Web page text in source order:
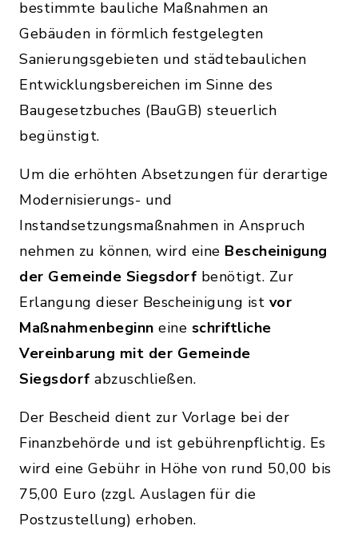
bestimmte bauliche Maßnahmen an
Gebäuden in förmlich festgelegten
Sanierungsgebieten und städtebaulichen
Entwicklungsbereichen im Sinne des
Baugesetzbuches (BauGB) steuerlich
begünstigt.
Um die erhöhten Absetzungen für derartige
Modernisierungs- und
Instandsetzungsmaßnahmen in Anspruch
nehmen zu können, wird eine Bescheinigung
der Gemeinde Siegsdorf benötigt. Zur
Erlangung dieser Bescheinigung ist vor
Maßnahmenbeginn eine schriftliche
Vereinbarung mit der Gemeinde
Siegsdorf abzuschließen.
Der Bescheid dient zur Vorlage bei der
Finanzbehörde und ist gebührenpflichtig. Es
wird eine Gebühr in Höhe von rund 50,00 bis
75,00 Euro (zzgl. Auslagen für die
Postzustellung) erhoben.